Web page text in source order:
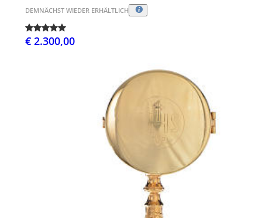
DEMNÄCHST WIEDER ERHÄLTLICH
€ 2.300,00